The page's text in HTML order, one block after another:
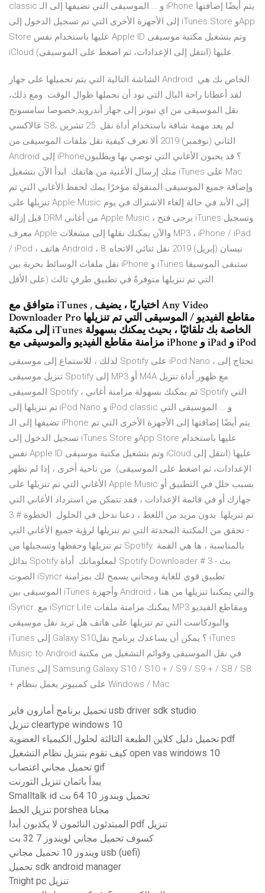
classic و … الموسيقى التي تضيفها إلى الـ iPhone يتم أيضًا إضافتها
إلى الأجهزة الأخرى التي تم تسجيل الدخول إلى iTunes Store وApp
Store عليها باستخدام نفس Apple ID وتم بتشغيل مكتبة موسيقى
iCloud عليها (انتقل إلى الإعدادات، ثم اضغط على الموسيقى).
الشاشة التالية التي يتم تحميلها على جهاز Android الخاص بك هي
لقد أعطانا راحة البال التي نود أن نحملها طوال الوقت. ومع ذلك،
نقل الموسيقى من اي تيونز إلى جهاز أندرويد,خصوصا سامسونج
غالاكسي S8، لم يعد مهمة شاقة باستخدام أداة نقل 25 تشرين
الثاني (نوفمبر) 2019 ألا تعرف كيفية نقل ملفات الموسيقى من
Android إلى iPhone؟ قد يحبون الأغاني التي توصي بها ويطلبون
منك إرسال الأغنية من هاتفك. ابدأ الآن بتشغيل iTunes على Mac
وإضافة جميع الموسيقى المنقولة مؤخرًا يمك لحفظ الأغاني التي تم
تنزيلها على Apple Music إلى الأبد في حالة إلغاء الاشتراك في يوم
قبل إزالة DRM من أغاني Apple Music ، يرجى فتح iTunes وتسجيل
معرف Apple والآن يمكنك نقلها إلى مشغلات MP3 ، iPhone / iPad
/ iPod ، هاتف Android ، 8 نيسان (إبريل) 2019 نقل ثنائي الاتجاه:
نقل ملفات الوسائط بحرية بين iPhone و iTunes ستبقى الموسيقا
متوافق مع iTunes , اختياريًا ، يضيف Any Video
Downloader Pro مقاطع الفيديو / الموسيقى التي تم تنزيلها
إلى مكتبة iTunes الخاصة بك تلقائيًا ، بحيث يمكنك بسهولة
مزامنة مقاطع الفيديو والموسيقى مع iPhone و iPad و iPod
لذلك ، للاستماع إلى موسيقى Spotify على iPod Nano ، تحتاج إلى
تنزيل موسيقى Spotify إلى MP3 أو M4A مع ظهور أداة تنزيل
الموسيقى Spotify ، ثم يمكنك بسهولة مزامنة أغاني Spotify التي
تم تنزيلها إلى iPod Nano و iPod classic و … الموسيقى التي
تضيفها إلى الـ iPhone يتم أيضًا إضافتها إلى الأجهزة الأخرى التي تم
تسجيل الدخول إلى iTunes Store وApp Store عليها باستخدام
نفس Apple ID وتم بتشغيل مكتبة موسيقى iCloud عليها (انتقل إلى
الإعدادات، ثم اضغط على الموسيقى). من ناحية أخرى ، إذا لم تظهر
الأغاني التي تم تنزيلها على Apple Music بسبب خلل في التطبيق أو
جهازك أو في قائمة الإعدادات ، فقد تتمكن من استرداد الأغاني التي
تم تنزيلها. بدون مزيد من اللغط ، دعنا ندخل في الحلول. الخطوة # 3
- تحقق من المكتبة المحدثة التي تم تنزيلها لرؤية جميع الأغاني التي
تم تنزيلها وحفظها وتسجيلها من Spotify. بالمناسبة ، ها هي القمة
بدائل Spotify لمعلوماتك. أداة Spotify Downloader # 3 - بث
الصوت iSyncr تطبيق قوي للغاية ومجاني يسمح لك بمزامنة
الموسيقى بين iTunes وأجهزة Android ، والتي يمكننا تنزيلها من هنا:
iSyncr. مع iSyncr Lite يمكنك مزامنة ملفات MP3 ومقاطع الفيديو
والبودكاست التي تم تنزيلها على هاتف هل تريد نقل موسيقى
iTunes إلى Galaxy S10؟ يمكن أن يساعدك برنامج نقل iTunes
Music to Android في نقل الموسيقى وقوائم التشغيل من مكتبة
iTunes إلى Samsung Galaxy S10 / S10 + / S9 / S9 + / S8 / S8
+ على كمبيوتر يعمل بنظام Windows / Mac.
تحميل برنامج أمازون فاير usb driver sdk studio
تنزيل cleartype windows 10
تحميل دليل كلاين الطبعة الثالثة لحلول الكيمياء العضوية pdf
كيف تقوم بتنزيل نظام التشغيل open vas windows 10
تحميل مجاني اغتصاب gif
يبدأ باتمان تنزيل التورنت
Smalltalk id تحميل ويندوز 10 64 بت
تنزيل الخط porshea مجانا
المبتدئون النائمون لا يكذبون أبدا pdf تنزيل
كسوف تحميل مجاني لويندوز 7 32 بت
ويندوز 10 تحميل مجاني usb (uefi)
تحميل sdk android manager
Tnight pc تنزيل